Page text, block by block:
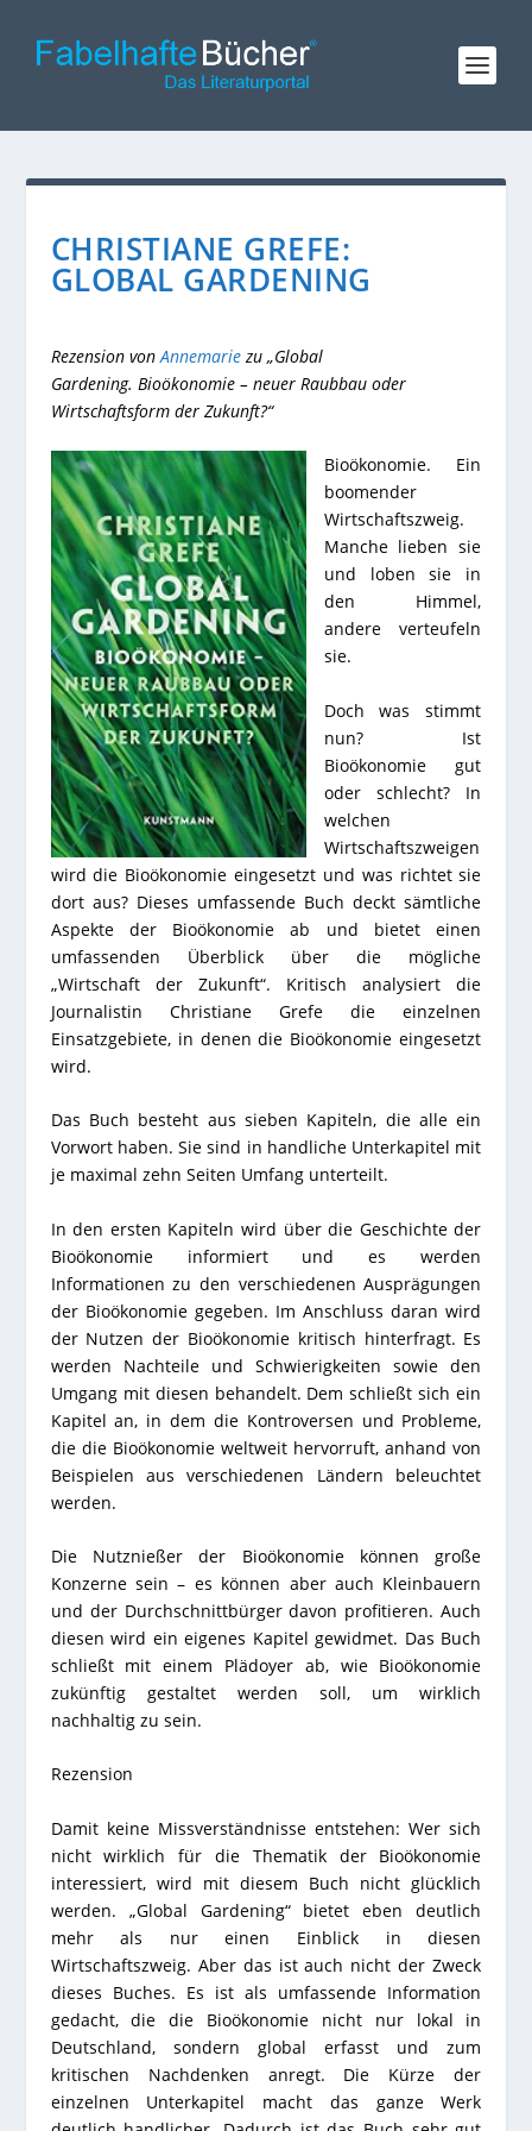
CHRISTIANE GREFE:
GLOBAL GARDENING
Rezension vonAnnemariezu „Global
Gardening. Bioökonomie – neuer Raubbau oder
Wirtschaftsform der Zukunft?“
Bioökonomie. Ein
boomender
Wirtschaftszweig.
Manche lieben sie
und loben sie in
den Himmel,
andere verteufeln
sie.
Doch was stimmt
nun? Ist
Bioökonomie gut
oder schlecht? In
welchen
Wirtschaftszweigen
wird die Bioökonomie eingesetzt und was richtet sie
dort aus? Dieses umfassende Buch deckt sämtliche
Aspekte der Bioökonomie ab und bietet einen
umfassenden Überblick über die mögliche
„Wirtschaft der Zukunft“. Kritisch analysiert die
Journalistin Christiane Grefe die einzelnen
Einsatzgebiete, in denen die Bioökonomie eingesetzt
wird.
Das Buch besteht aus sieben Kapiteln, die alle ein
Vorwort haben. Sie sind in handliche Unterkapitel mit
je maximal zehn Seiten Umfang unterteilt.
In den ersten Kapiteln wird über die Geschichte der
Bioökonomie informiert und es werden
Informationen zu den verschiedenen Ausprägungen
der Bioökonomie gegeben. Im Anschluss daran wird
der Nutzen der Bioökonomie kritisch hinterfragt. Es
werden Nachteile und Schwierigkeiten sowie den
Umgang mit diesen behandelt. Dem schließt sich ein
Kapitel an, in dem die Kontroversen und Probleme,
die die Bioökonomie weltweit hervorruft, anhand von
Beispielen aus verschiedenen Ländern beleuchtet
werden.
Die Nutznießer der Bioökonomie können große
Konzerne sein – es können aber auch Kleinbauern
und der Durchschnittbürger davon profitieren. Auch
diesen wird ein eigenes Kapitel gewidmet. Das Buch
schließt mit einem Plädoyer ab, wie Bioökonomie
zukünftig gestaltet werden soll, um wirklich
nachhaltig zu sein.
Rezension
Damit keine Missverständnisse entstehen: Wer sich
nicht wirklich für die Thematik der Bioökonomie
interessiert, wird mit diesem Buch nicht glücklich
werden. „Global Gardening“ bietet eben deutlich
mehr als nur einen Einblick in diesen
Wirtschaftszweig. Aber das ist auch nicht der Zweck
dieses Buches. Es ist als umfassende Information
gedacht, die die Bioökonomie nicht nur lokal in
Deutschland, sondern global erfasst und zum
kritischen Nachdenken anregt. Die Kürze der
einzelnen Unterkapitel macht das ganze Werk